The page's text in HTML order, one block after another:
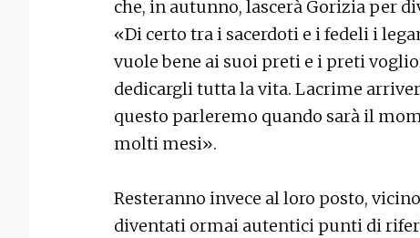
che, in autunno, lascerà Gorizia per
«Di certo tra i sacerdoti e i fedeli i
vuole bene ai suoi preti e i preti
dedicargli tutta la vita. Lacrime
questo parleremo quando sarà il
molti mesi».
Resteranno invece al loro posto,
diventati ormai autentici punti di